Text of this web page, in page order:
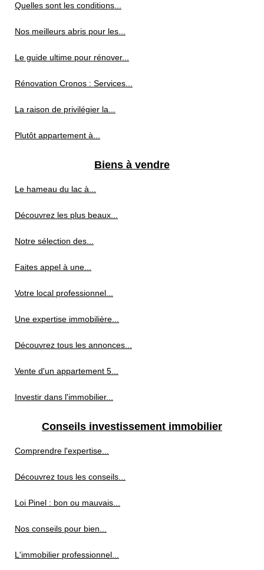
Quelles sont les conditions...
Nos meilleurs abris pour les...
Le guide ultime pour rénover...
Rénovation Cronos : Services...
La raison de privilégier la...
Plutôt appartement à...
Biens à vendre
Le hameau du lac à...
Découvrez les plus beaux...
Notre sélection des...
Faites appel à une...
Votre local professionnel...
Une expertise immobilière...
Découvrez tous les annonces...
Vente d'un appartement 5...
Investir dans l'immobilier...
Conseils investissement immobilier
Comprendre l'expertise...
Découvrez tous les conseils...
Loi Pinel : bon ou mauvais...
Nos conseils pour bien...
L'immobilier professionnel...